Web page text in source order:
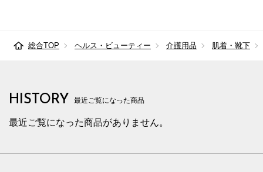
総合TOP ヘルス・ビューティー 介護用品 肌着・靴下
HISTORY 最近ご覧になった商品
最近ご覧になった商品がありません。